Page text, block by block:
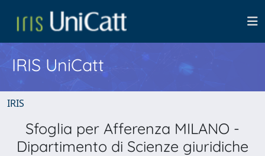
IRIS UniCatt
IRIS
Sfoglia per Afferenza MILANO -
Dipartimento di Scienze giuridiche